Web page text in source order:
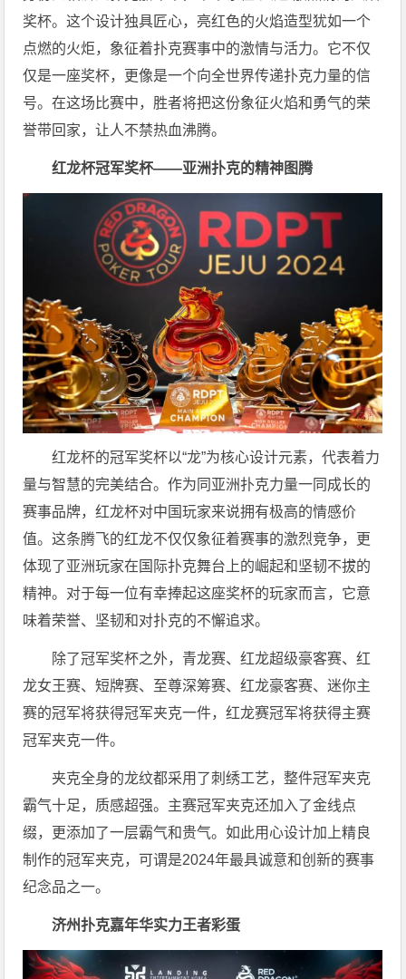
奖杯。这个设计独具匠心，亮红色的火焰造型犹如一个
点燃的火炬，象征着扑克赛事中的激情与活力。它不仅
仅是一座奖杯，更像是一个向全世界传递扑克力量的信
号。在这场比赛中，胜者将把这份象征火焰和勇气的荣
誉带回家，让人不禁热血沸腾。
红龙杯冠军奖杯——亚洲扑克的精神图腾
红龙杯的冠军奖杯以“龙”为核心设计元素，代表着力
量与智慧的完美结合。作为同亚洲扑克力量一同成长的
赛事品牌，红龙杯对中国玩家来说拥有极高的情感价
值。这条腾飞的红龙不仅仅象征着赛事的激烈竞争，更
体现了亚洲玩家在国际扑克舞台上的崛起和坚韧不拔的
精神。对于每一位有幸捧起这座奖杯的玩家而言，它意
味着荣誉、坚韧和对扑克的不懈追求。
除了冠军奖杯之外，青龙赛、红龙超级豪客赛、红
龙女王赛、短牌赛、至尊深筹赛、红龙豪客赛、迷你主
赛的冠军将获得冠军夹克一件，红龙赛冠军将获得主赛
冠军夹克一件。
夹克全身的龙纹都采用了刺绣工艺，整件冠军夹克
霸气十足，质感超强。主赛冠军夹克还加入了金线点
缀，更添加了一层霸气和贵气。如此用心设计加上精良
制作的冠军夹克，可谓是2024年最具诚意和创新的赛事
纪念品之一。
济州扑克嘉年华实力王者彩蛋